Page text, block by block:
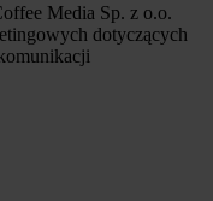
Media Sp. z o.o.
dotyczących